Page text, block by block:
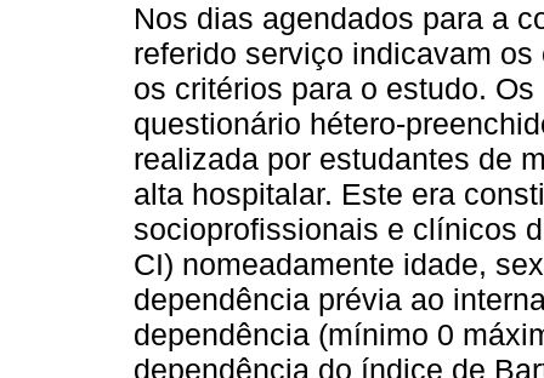
Nos dias agendados para a
referido serviço indicavam
os critérios para o estudo.
questionário hétero-
realizada por estudantes de
alta hospitalar. Este era
socioprofissionais e clínicos
CI) nomeadamente idade,
dependência prévia ao
dependência (mínimo 0
dependência do índice de